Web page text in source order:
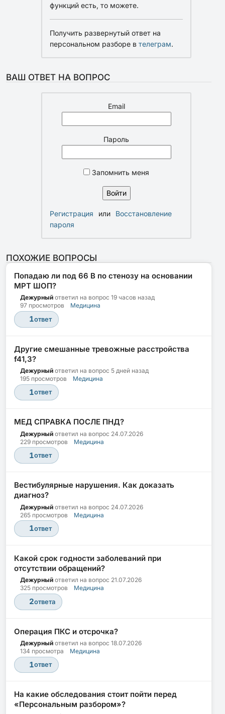
функций есть, то можете.
Получить развернутый ответ на
персональном разборе в телеграм.
ВАШ ОТВЕТ НА ВОПРОС
Email
Пароль
Запомнить меня
Регистрация или
Восстановление
пароля
ПОХОЖИЕ ВОПРОСЫ
Попадаю ли под 66 В по стенозу на основании
МРТ ШОП?
Дежурный ответил на вопрос 19 часов назад
97 просмотров
Медицина
1ответ
Другие смешанные тревожные расстройства
f41,3?
Дежурный ответил на вопрос 5 дней назад
195 просмотров
Медицина
1ответ
МЕД СПРАВКА ПОСЛЕ ПНД?
Дежурный ответил на вопрос 24.07.2026
229 просмотров
Медицина
1ответ
Вестибулярные нарушения. Как доказать
диагноз?
Дежурный ответил на вопрос 24.07.2026
265 просмотров
Медицина
1ответ
Какой срок годности заболеваний при
отсутствии обращений?
Дежурный ответил на вопрос 21.07.2026
325 просмотров
Медицина
2ответа
Операция ПКС и отсрочка?
Дежурный ответил на вопрос 18.07.2026
134 просмотра
Медицина
1ответ
На какие обследования стоит пойти перед
«Персональным разбором»?